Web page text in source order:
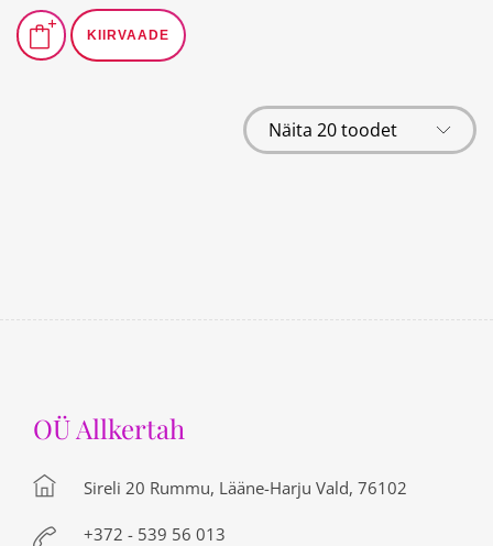
KIIRVAADE
OÜ Allkertah
Sireli 20 Rummu, Lääne-Harju Vald, 76102
+372 - 539 56 013